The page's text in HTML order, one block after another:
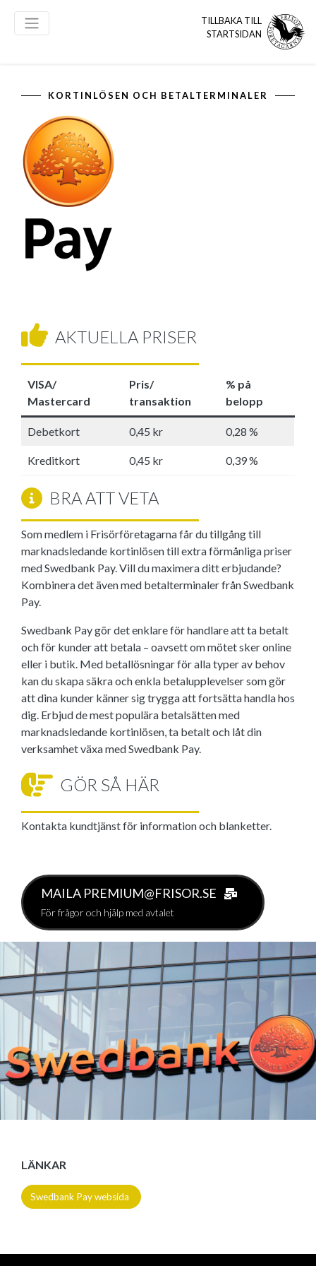
TILLBAKA TILL
STARTSIDAN
KORTINLÖSEN OCH BETALTERMINALER
AKTUELLA PRISER
VISA/
Mastercard
Pris/
transaktion
% på
belopp
Debetkort 0,45 kr 0,28 %
Kreditkort 0,45 kr 0,39 %
BRA ATT VETA
Som medlem i Frisörföretagarna får du tillgång till
marknadsledande kortinlösen till extra förmånliga priser
med Swedbank Pay. Vill du maximera ditt erbjudande?
Kombinera det även med betalterminaler från Swedbank
Pay.
Swedbank Pay gör det enklare för handlare att ta betalt
och för kunder att betala – oavsett om mötet sker online
eller i butik. Med betallösningar för alla typer av behov
kan du skapa säkra och enkla betalupplevelser som gör
att dina kunder känner sig trygga att fortsätta handla hos
dig. Erbjud de mest populära betalsätten med
marknadsledande kortinlösen, ta betalt och låt din
verksamhet växa med Swedbank Pay.
GÖR SÅ HÄR
Kontakta kundtjänst för information och blanketter.
MAILA PREMIUM@FRISOR.SE
För frågor och hjälp med avtalet
LÄNKAR
Swedbank Pay websida